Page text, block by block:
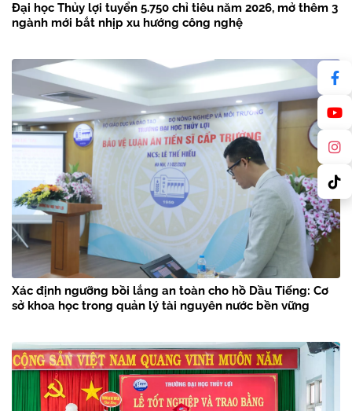
Đại học Thủy lợi tuyển 5.750 chỉ tiêu năm 2026, mở thêm 3
ngành mới bắt nhịp xu hướng công nghệ
Xác định ngưỡng bồi lắng an toàn cho hồ Dầu Tiếng: Cơ
sở khoa học trong quản lý tài nguyên nước bền vững